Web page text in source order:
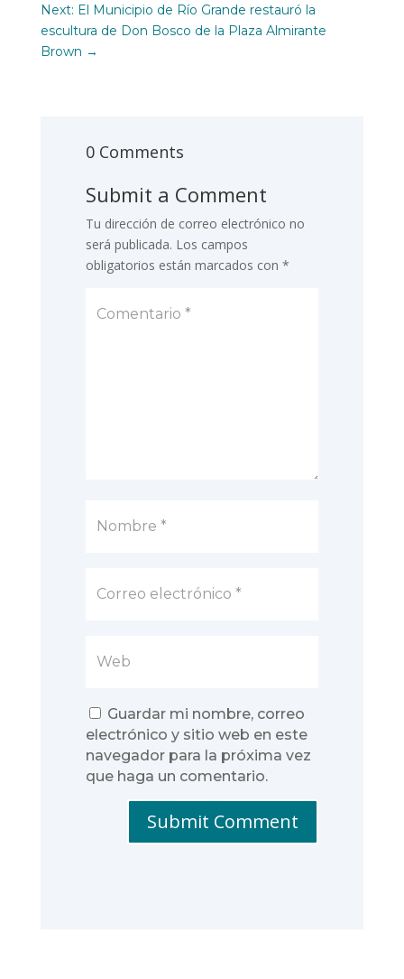
Next: El Municipio de Río Grande restauró la
escultura de Don Bosco de la Plaza Almirante
Brown →
0 Comments
Submit a Comment
Tu dirección de correo electrónico no
será publicada. Los campos
obligatorios están marcados con *
Guardar mi nombre, correo
electrónico y sitio web en este
navegador para la próxima vez
que haga un comentario.
Submit Comment